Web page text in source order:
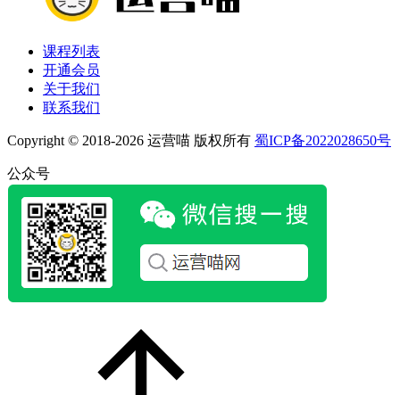
课程列表
开通会员
关于我们
联系我们
Copyright © 2018-2026 运营喵 版权所有 蜀ICP备2022028650号
公众号